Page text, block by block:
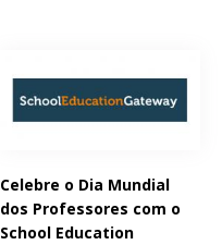
Celebre o Dia Mundial
dos Professores com o
School Education